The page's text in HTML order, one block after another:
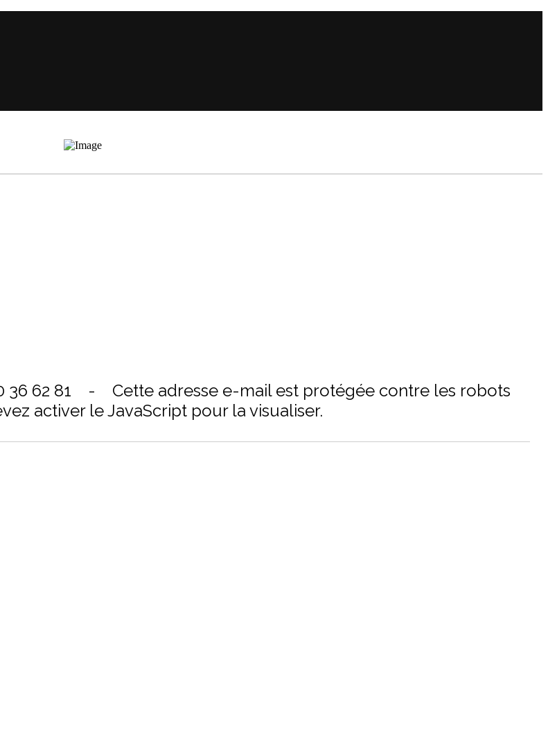
36 62 81 - Cette adresse e-mail est protégée contre les robots
activer le JavaScript pour la visualiser.